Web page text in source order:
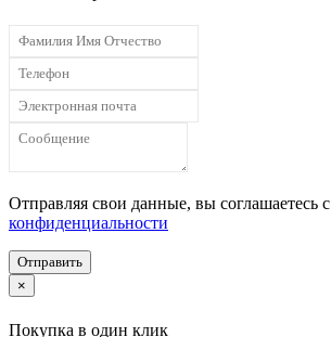
Отправляя свои данные, вы соглашаетесь с
конфиденциальности
Отправить
×
Покупка в один клик